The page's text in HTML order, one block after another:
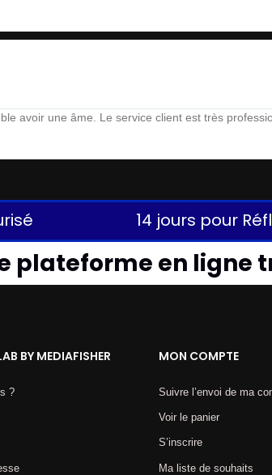
avoir une âme. Le service client est très
14 jours pour
plateforme en ligne
BY MEDIAFISHER
?
MON COMPTE
Suivre l’envoi de ma
Voir le panier
S’inscrire
Ma liste de souhaits